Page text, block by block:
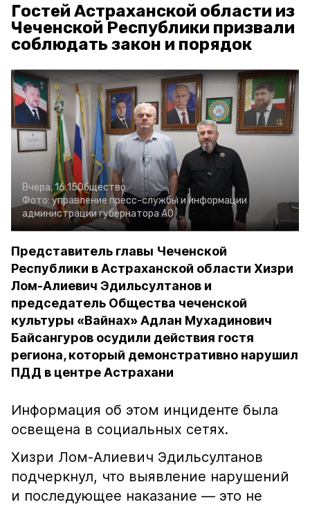
Гостей Астраханской области из
Чеченской Республики призвали
соблюдать закон и порядок
Вчера, 16:15Общество
Фото: управление пресс-службы и информации
администрации губернатора АО
Представитель главы Чеченской
Республики в Астраханской области Хизри
Лом-Алиевич Эдильсултанов и
председатель Общества чеченской
культуры «Вайнах» Адлан Мухадинович
Байсангуров осудили действия гостя
региона, который демонстративно нарушил
ПДД в центре Астрахани
Информация об этом инциденте была
освещена в социальных сетях.
Хизри Лом-Алиевич Эдильсултанов
подчеркнул, что выявление нарушений
и последующее наказание — это не